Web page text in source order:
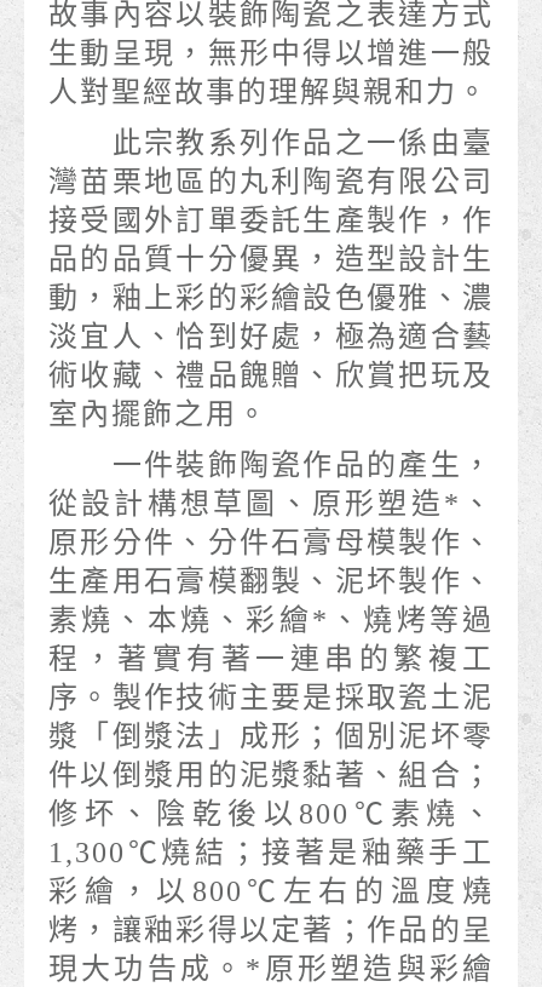
故事內容以裝飾陶瓷之表達方式
生動呈現，無形中得以增進一般
人對聖經故事的理解與親和力。
此宗教系列作品之一係由臺
灣苗栗地區的丸利陶瓷有限公司
接受國外訂單委託生產製作，作
品的品質十分優異，造型設計生
動，釉上彩的彩繪設色優雅、濃
淡宜人、恰到好處，極為適合藝
術收藏、禮品餽贈、欣賞把玩及
室內擺飾之用。
一件裝飾陶瓷作品的產生，
從設計構想草圖、原形塑造*、
原形分件、分件石膏母模製作、
生產用石膏模翻製、泥坏製作、
素燒、本燒、彩繪*、燒烤等過
程，著實有著一連串的繁複工
序。製作技術主要是採取瓷土泥
漿「倒漿法」成形；個別泥坏零
件以倒漿用的泥漿黏著、組合；
修坏、陰乾後以800℃素燒、
1,300℃燒結；接著是釉藥手工
彩繪，以800℃左右的溫度燒
烤，讓釉彩得以定著；作品的呈
現大功告成。*原形塑造與彩繪